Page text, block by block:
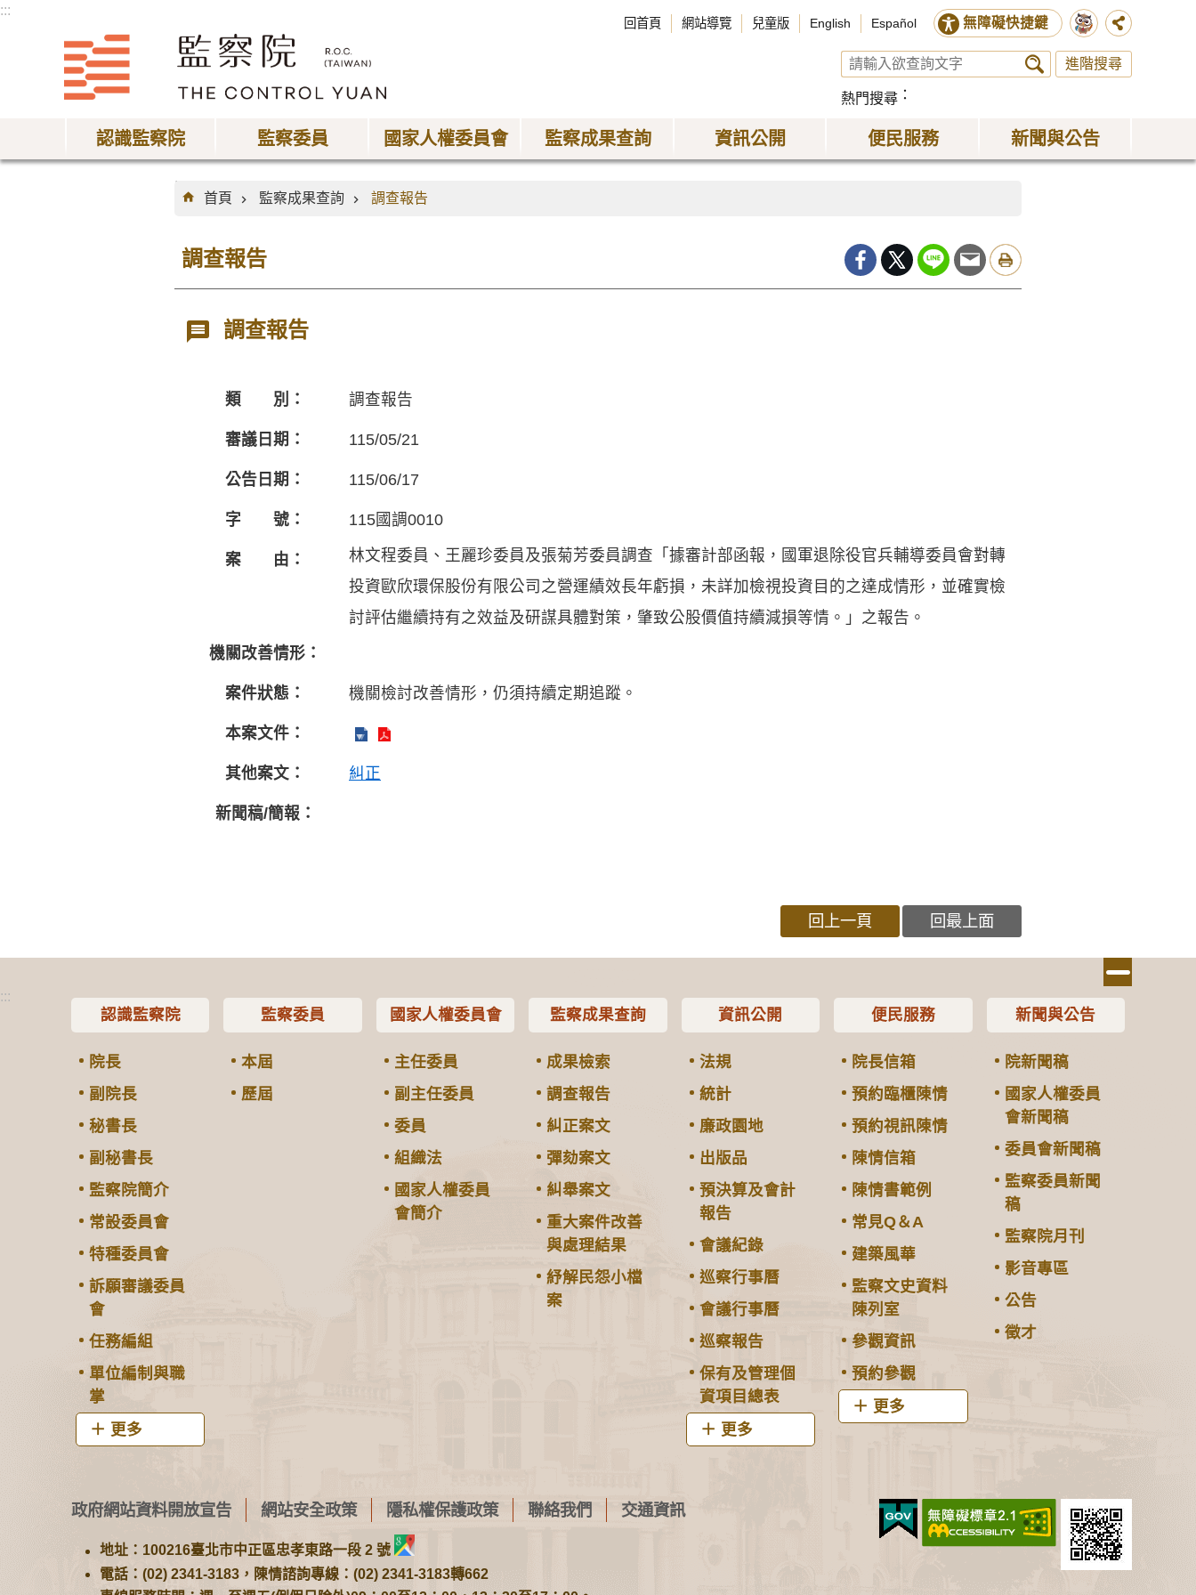
:::
回首頁 網站導覽 兒童版 English Español 無障礙快捷鍵
進階搜尋
熱門搜尋
認識監察院 監察委員 國家人權委員會 監察成果查詢 資訊公開 便民服務 新聞與公告
:::
首頁
監察成果查詢 調查報告
調查報告
調查報告
類 別： 調查報告
審議日期： 115/05/21
公告日期： 115/06/17
字 號： 115國調0010
案 由：
林文程委員、王麗珍委員及張菊芳委員調查「據審計部函報，國軍退除役官兵輔導委員會對轉
投資歐欣環保股份有限公司之營運績效長年虧損，未詳加檢視投資目的之達成情形，並確實檢
討評估繼續持有之效益及研謀具體對策，肇致公股價值持續減損等情。」之報告。
機關改善情形：
案件狀態： 機關檢討改善情形，仍須持續定期追蹤。
本案文件：
其他案文： 糾正
新聞稿/簡報：
回上一頁 回最上面
:::
認識監察院
院長
副院長
秘書長
副秘書長
監察院簡介
常設委員會
特種委員會
訴願審議委員
會
任務編組
單位編制與職
掌
更多
監察委員
本屆
歷屆
國家人權委員會
主任委員
副主任委員
委員
組織法
國家人權委員
會簡介
監察成果查詢
成果檢索
調查報告
糾正案文
彈劾案文
糾舉案文
重大案件改善
與處理結果
紓解民怨小檔
案
資訊公開
法規
統計
廉政園地
出版品
預決算及會計
報告
會議紀錄
巡察行事曆
會議行事曆
巡察報告
保有及管理個
資項目總表
更多
便民服務
院長信箱
預約臨櫃陳情
預約視訊陳情
陳情信箱
陳情書範例
常見Q＆A
建築風華
監察文史資料
陳列室
參觀資訊
預約參觀
更多
新聞與公告
院新聞稿
國家人權委員
會新聞稿
委員會新聞稿
監察委員新聞
稿
監察院月刊
影音專區
公告
徵才
政府網站資料開放宣告 網站安全政策 隱私權保護政策 聯絡我們 交通資訊
地址：100216臺北市中正區忠孝東路一段 2 號
電話：(02) 2341-3183，陳情諮詢專線：(02) 2341-3183轉662